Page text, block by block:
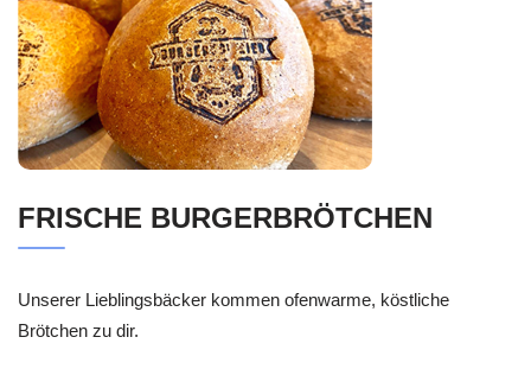
FRISCHE BURGERBRÖTCHEN
Unserer Lieblingsbäcker kommen ofenwarme, köstliche
Brötchen zu dir.